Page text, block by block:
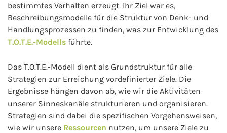
bestimmtes Verhalten erzeugt. Ihr Ziel war es,
Beschreibungsmodelle für die Struktur von Denk- und
Handlungsprozessen zu finden, was zur Entwicklung des
T.O.T.E.-Modells führte.
Das T.O.T.E.-Modell dient als Grundstruktur für alle
Strategien zur Erreichung vordefinierter Ziele. Die
Ergebnisse hängen davon ab, wie wir die Aktivitäten
unserer Sinneskanäle strukturieren und organisieren.
Strategien sind dabei die spezifischen Vorgehensweisen,
wie wir unsere Ressourcen nutzen, um unsere Ziele zu